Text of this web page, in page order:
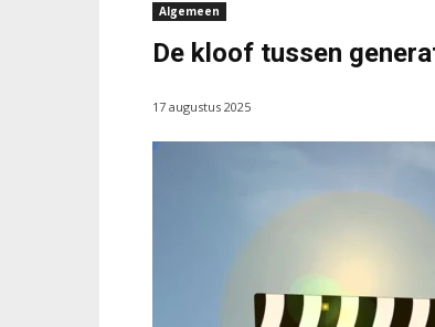
Algemeen
De kloof tussen
17 augustus 2025